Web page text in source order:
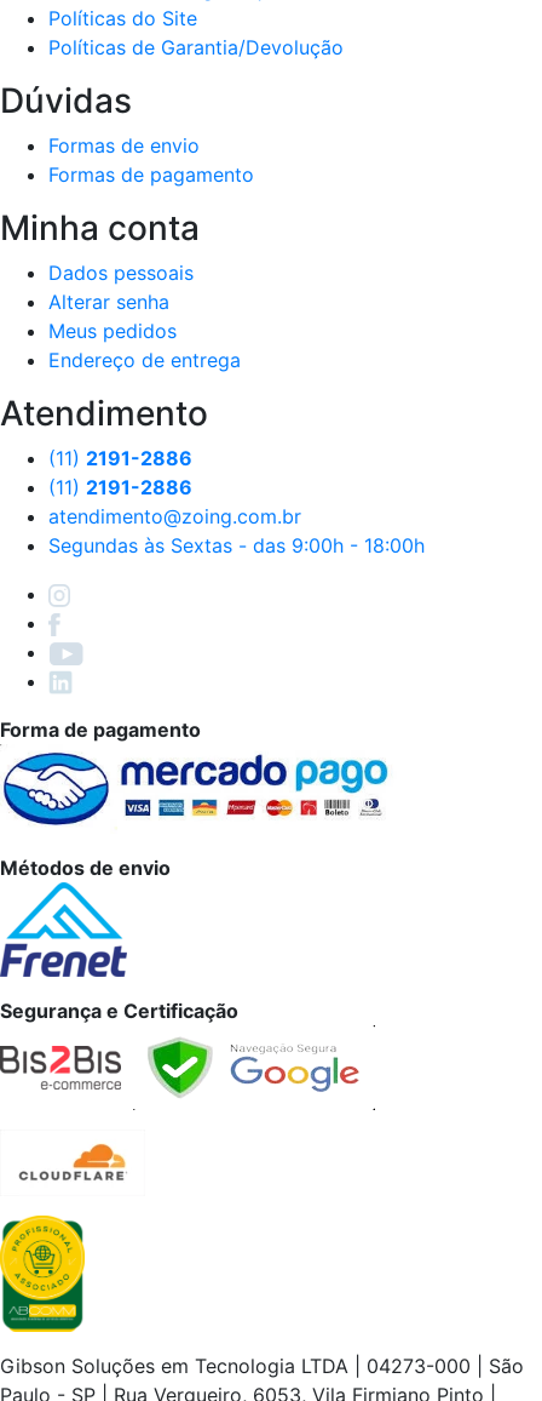
Políticas do Site
Políticas de Garantia/Devolução
Dúvidas
Formas de envio
Formas de pagamento
Minha conta
Dados pessoais
Alterar senha
Meus pedidos
Endereço de entrega
Atendimento
(11) 2191-2886
(11) 2191-2886
atendimento@zoing.com.br
Segundas às Sextas - das 9:00h - 18:00h
Forma de pagamento
Métodos de envio
Segurança e Certificação
Gibson Soluções em Tecnologia LTDA | 04273-000 | São
Paulo - SP | Rua Vergueiro, 6053, Vila Firmiano Pinto |